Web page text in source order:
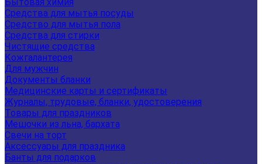
Средства для мытья посуды
Средство для мытья пола
Средства для стирки
Чистящие средства
Кожгалантерея
Для мужчин
Документы бланки
Медицинские карты и сертификаты
Журналы, трудовые, бланки, удостоверения
Товары для праздников
Мешочки из льна, бархата
Свечи на торт
Аксессуары для праздника
Банты для подарков